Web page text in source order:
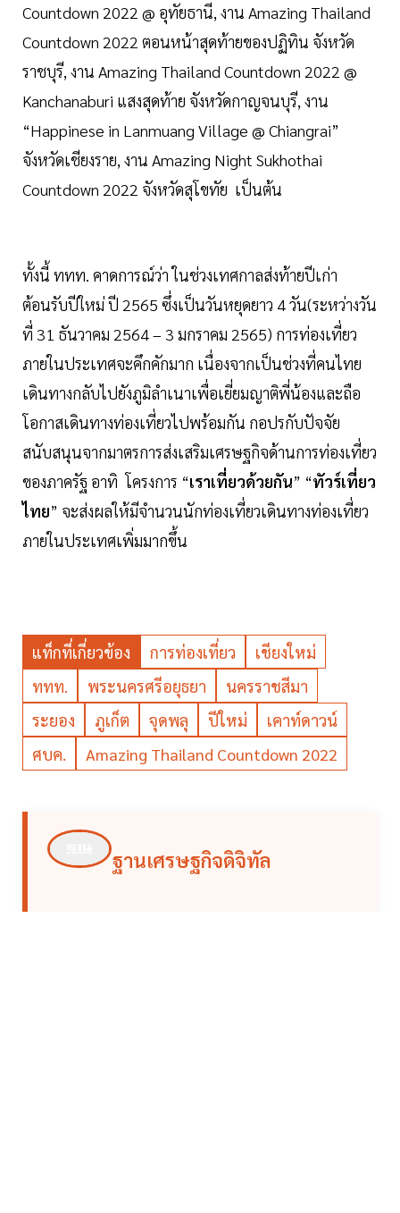
Countdown 2022 @ อุทัยธานี, งาน Amazing Thailand
Countdown 2022 ตอนหน้าสุดท้ายของปฏิทิน จังหวัด
ราชบุรี, งาน Amazing Thailand Countdown 2022 @
Kanchanaburi แสงสุดท้าย จังหวัดกาญจนบุรี, งาน
“Happinese in Lanmuang Village @ Chiangrai”
จังหวัดเชียงราย, งาน Amazing Night Sukhothai
Countdown 2022 จังหวัดสุโขทัย เป็นต้น
ทั้งนี้ ททท. คาดการณ์ว่า ในช่วงเทศกาลส่งท้ายปีเก่า
ต้อนรับปีใหม่ ปี 2565 ซึ่งเป็นวันหยุดยาว 4 วัน(ระหว่างวัน
ที่ 31 ธันวาคม 2564 – 3 มกราคม 2565) การท่องเที่ยว
ภายในประเทศจะคึกคักมาก เนื่องจากเป็นช่วงที่คนไทย
เดินทางกลับไปยังภูมิลำเนาเพื่อเยี่ยมญาติพี่น้องและถือ
โอกาสเดินทางท่องเที่ยวไปพร้อมกัน กอปรกับปัจจัย
สนับสนุนจากมาตรการส่งเสริมเศรษฐกิจด้านการท่องเที่ยว
ของภาครัฐ อาทิ โครงการ “เราเที่ยวด้วยกัน” “ทัวร์เที่ยว
ไทย” จะส่งผลให้มีจำนวนนักท่องเที่ยวเดินทางท่องเที่ยว
ภายในประเทศเพิ่มมากขึ้น
แท็กที่เกี่ยวข้อง การท่องเที่ยว
เชียงใหม่
ททท.
พระนครศรีอยุธยา
นครราชสีมา
ระยอง
ภูเก็ต จุดพลุ ปีใหม่
เคาท์ดาวน์
ศบค.
Amazing Thailand Countdown 2022
ฐานเศรษฐกิจดิจิทัล